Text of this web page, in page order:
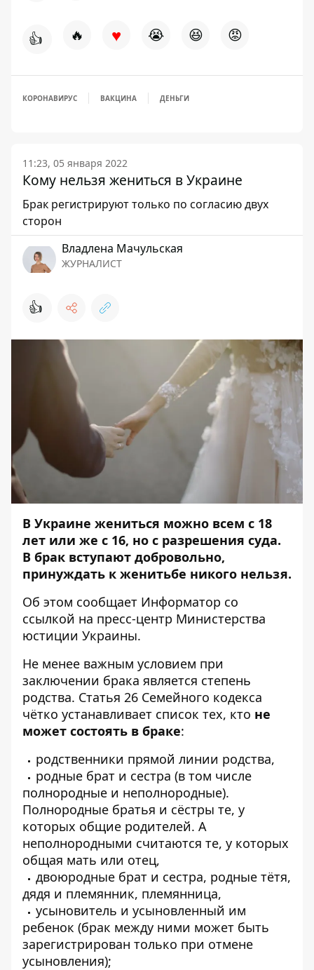
👍 🔥 ♥ 😭 😆 😡
КОРОНАВИРУС ВАКЦИНА ДЕНЬГИ
11:23, 05 января 2022
Кому нельзя жениться в Украине
Брак регистрируют только по согласию двух
сторон
Владлена Мачульская
ЖУРНАЛИСТ
👍
В Украине жениться можно всем с 18
лет или же с 16, но с разрешения суда.
В брак вступают добровольно,
принуждать к женитьбе никого нельзя.
Об этом сообщает Информатор со
ссылкой на пресс-центр Министерства
юстиции Украины.
Не менее важным условием при
заключении брака является степень
родства. Статья 26 Семейного кодекса
чётко устанавливает список тех, кто не
может состоять в браке:
родственники прямой линии родства,
родные брат и сестра (в том числе
полнородные и неполнородные).
Полнородные братья и сёстры те, у
которых общие родителей. А
неполнородными считаются те, у которых
общая мать или отец,
двоюродные брат и сестра, родные тётя,
дядя и племянник, племянница,
усыновитель и усыновленный им
ребенок (брак между ними может быть
зарегистрирован только при отмене
усыновления);